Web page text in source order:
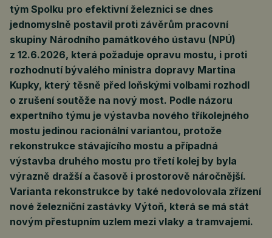
tým Spolku pro efektivní železnici se dnes
jednomyslně postavil proti závěrům pracovní
skupiny Národního památkového ústavu (NPÚ)
z 12.6.2026, která požaduje opravu mostu, i proti
rozhodnutí bývalého ministra dopravy Martina
Kupky, který těsně před loňskými volbami rozhodl
o zrušení soutěže na nový most. Podle názoru
expertního týmu je výstavba nového tříkolejného
mostu jedinou racionální variantou, protože
rekonstrukce stávajícího mostu a případná
výstavba druhého mostu pro třetí kolej by byla
výrazně dražší a časově i prostorově náročnější.
Varianta rekonstrukce by také nedovolovala zřízení
nové železniční zastávky Výtoň, která se má stát
novým přestupním uzlem mezi vlaky a tramvajemi.